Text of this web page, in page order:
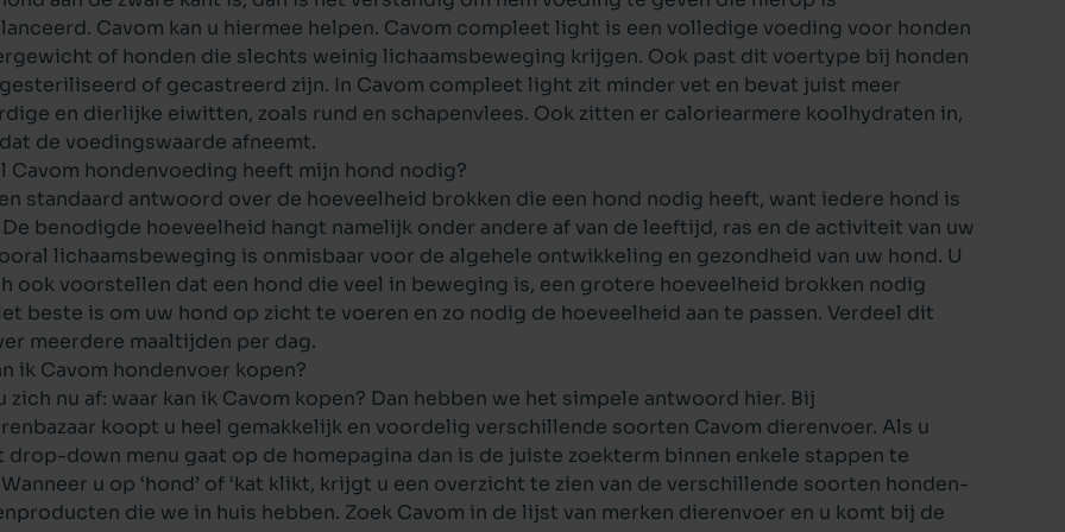
Cavom kan u hiermee helpen. Cavom compleet light is een volledige voeding voor honden
of honden die slechts weinig lichaamsbeweging krijgen. Ook past dit voertype bij honden
of gecastreerd zijn. In Cavom compleet light zit minder vet en bevat juist meer
en dierlijke eiwitten, zoals rund en schapenvlees. Ook zitten er caloriearmere koolhydraten in,
de voedingswaarde afneemt.
Cavom hondenvoeding heeft mijn hond nodig?
standaard antwoord over de hoeveelheid brokken die een hond nodig heeft, want iedere hond is
De benodigde hoeveelheid hangt namelijk onder andere af van de leeftijd, ras en de activiteit van uw
lichaamsbeweging is onmisbaar voor de algehele ontwikkeling en gezondheid van uw hond. U
ook voorstellen dat een hond die veel in beweging is, een grotere hoeveelheid brokken nodig
beste is om uw hond op zicht te voeren en zo nodig de hoeveelheid aan te passen. Verdeel dit
meerdere maaltijden per dag.
ik Cavom hondenvoer kopen?
zich nu af: waar kan ik Cavom kopen? Dan hebben we het simpele antwoord hier. Bij
koopt u heel gemakkelijk en voordelig verschillende soorten Cavom dierenvoer. Als u
drop-down menu gaat op de homepagina dan is de juiste zoekterm binnen enkele stappen te
u op ‘hond’ of ‘kat klikt, krijgt u een overzicht te zien van de verschillende soorten honden-
die we in huis hebben. Zoek Cavom in de lijst van merken dierenvoer en u komt bij de